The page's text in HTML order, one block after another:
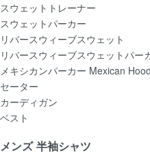
スウェットトレーナー
スウェットパーカー
リバースウィーブスウェット
リバースウィーブスウェットパー
メキシカンパーカー Mexican
セーター
カーディガン
ベスト
メンズ 半袖シャツ